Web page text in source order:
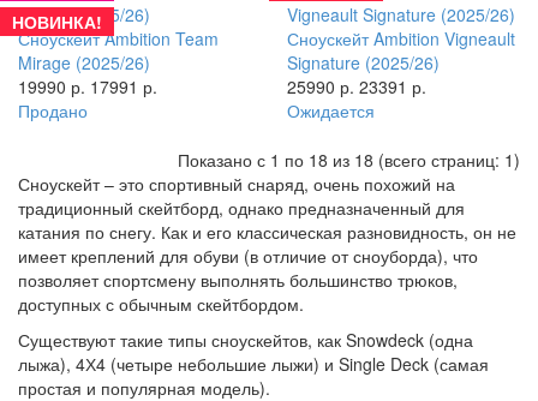
НОВИНКА!
Сноускейт Ambition Team
Mirage (2025/26)
19990 р. 17991 р.
Продано
Сноускейт Ambition Vigneault
Signature (2025/26)
25990 р. 23391 р.
Ожидается
Показано с 1 по 18 из 18 (всего страниц: 1)
Сноускейт – это спортивный снаряд, очень похожий на
традиционный скейтборд, однако предназначенный для
катания по снегу. Как и его классическая разновидность, он не
имеет креплений для обуви (в отличие от сноуборда), что
позволяет спортсмену выполнять большинство трюков,
доступных с обычным скейтбордом.
Существуют такие типы сноускейтов, как Snowdeck (одна
лыжа), 4Х4 (четыре небольшие лыжи) и Single Deck (самая
простая и популярная модель).